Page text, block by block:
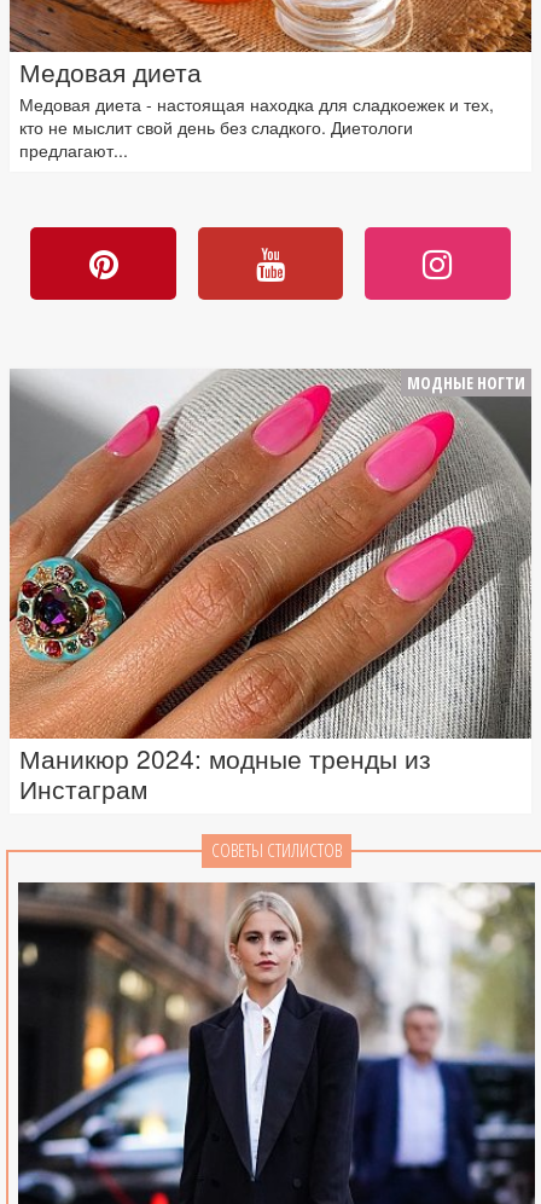
Медовая диета
Медовая диета - настоящая находка для сладкоежек и тех,
кто не мыслит свой день без сладкого. Диетологи
предлагают...
МОДНЫЕ НОГТИ
Маникюр 2024: модные тренды из
Инстаграм
СОВЕТЫ СТИЛИСТОВ